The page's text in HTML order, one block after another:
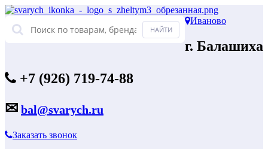
Иваново
г. Балашиха
+7 (926) 719-74-88
✉ bal@svarych.ru
Заказать звонок